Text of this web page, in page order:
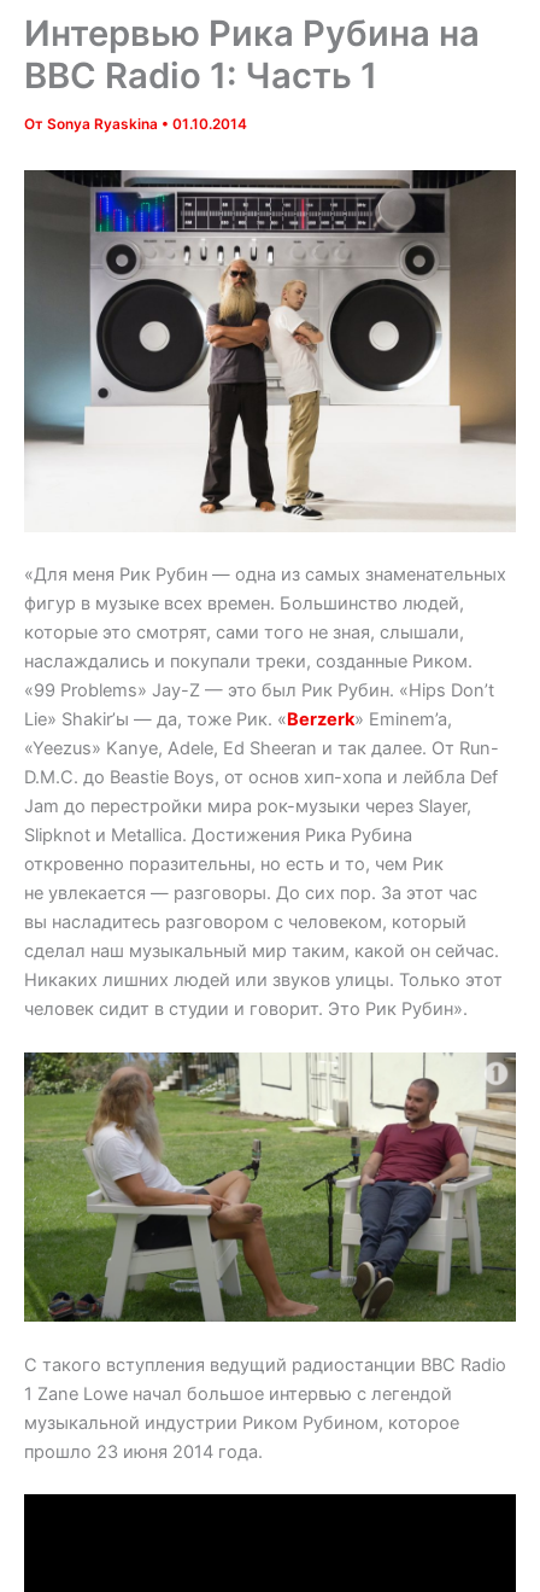
Интервью Рика Рубина на
BBC Radio 1: Часть 1
От Sonya Ryaskina • 01.10.2014
«Для меня Рик Рубин — одна из самых знаменательных
фигур в музыке всех времен. Большинство людей,
которые это смотрят, сами того не зная, слышали,
наслаждались и покупали треки, созданные Риком.
«99 Problems» Jay-Z — это был Рик Рубин. «Hips Don’t
Lie» Shakir’ы — да, тоже Рик. «Berzerk» Eminem’a,
«Yeezus» Kanye, Adele, Ed Sheeran и так далее. От Run-
D.M.C. до Beastie Boys, от основ хип-хопа и лейбла Def
Jam до перестройки мира рок-музыки через Slayer,
Slipknot и Metallica. Достижения Рика Рубина
откровенно поразительны, но есть и то, чем Рик
не увлекается — разговоры. До сих пор. За этот час
вы насладитесь разговором с человеком, который
сделал наш музыкальный мир таким, какой он сейчас.
Никаких лишних людей или звуков улицы. Только этот
человек сидит в студии и говорит. Это Рик Рубин».
С такого вступления ведущий радиостанции BBC Radio
1 Zane Lowe начал большое интервью с легендой
музыкальной индустрии Риком Рубином, которое
прошло 23 июня 2014 года.